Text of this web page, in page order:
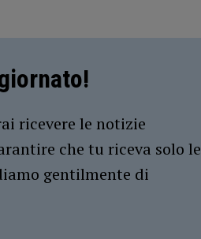
ricevere le notizie
che tu riceva solo le
gentilmente di